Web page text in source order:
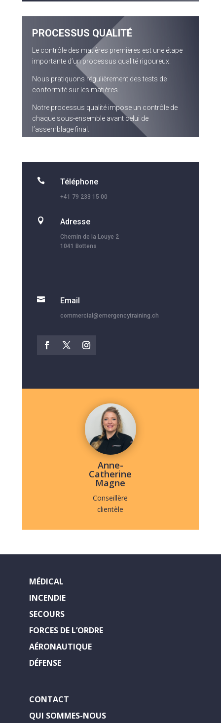
PROCESSUS QUALITÉ
Le contrôle des matières premières est une étape
importante d’un processus qualité rigoureux.
Nous pratiquons régulièrement des tests de
conformité sur les matières.
Notre processus qualité impose un contrôle de
chaque sous-ensemble avant celui de
l’assemblage final.
 Téléphone
+41 79 233 15 00
 Adresse
Chemin de la Louye 2
1041 Bottens
 Email
commercial@emergencytraining.ch
Anne-
Catherine
Magne
Conseillère
clientèle
MÉDICAL
INCENDIE
SECOURS
FORCES DE L’ORDRE
AÉRONAUTIQUE
DÉFENSE
CONTACT
QUI SOMMES-NOUS